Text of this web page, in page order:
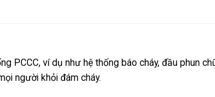
PCCC, ví dụ như hệ thống báo cháy, đầu phun
người khỏi đám cháy.